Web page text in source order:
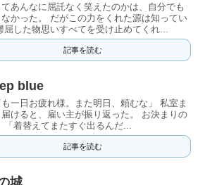
てあんなに屈託なく笑えたのかは、自分でも
かった。 だがこの力をくれた源は知ってい
屈した物思いすべてを受け止めてくれ...
記事を読む
blue
も一日お疲れ様。また明日、頼むな」 私室ま
けると、雇い主が振り返った。 お決まりの
「着替えてまたすぐ出るんだ...
記事を読む
城